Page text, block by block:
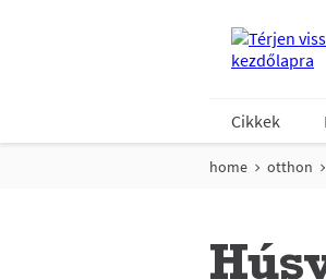
Cikkek
home otthon